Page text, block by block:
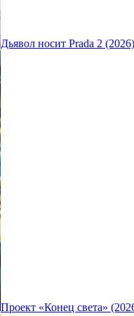
Дьявол носит Prada 2 (2026)
Проект «Конец света»